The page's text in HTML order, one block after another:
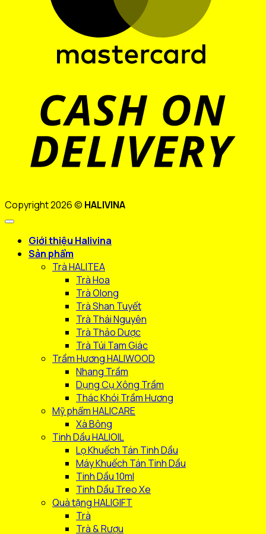
Copyright 2026 © HALIVINA
Giới thiệu Halivina
Sản phẩm
Trà HALITEA
Trà Hoa
Trà Olong
Trà Shan Tuyết
Trà Thái Nguyên
Trà Thảo Dược
Trà Túi Tam Giác
Trầm Hương HALIWOOD
Nhang Trầm
Dụng Cụ Xông Trầm
Thác Khói Trầm Hương
Mỹ phẩm HALICARE
Xà Bông
Tinh Dầu HALIOIL
Lọ Khuếch Tán Tinh Dầu
Máy Khuếch Tán Tinh Dầu
Tinh Dầu 10ml
Tinh Dầu Treo Xe
Quà tặng HALIGIFT
Trà
Trà & Rượu